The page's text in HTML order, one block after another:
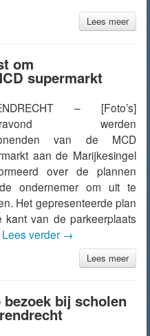
Lees meer
om
supermarkt
– [Foto’s]
werden
van de MCD
aan de Marijkesingel
over de plannen
ondernemer om uit te
Het gepresenteerde plan
van de parkeerplaats
Lees verder →
Lees meer
bij scholen